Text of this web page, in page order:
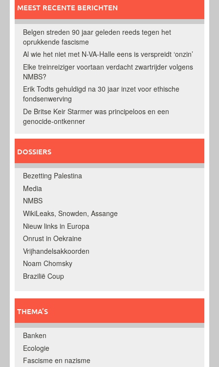
MEEST RECENTE BERICHTEN
Belgen streden 90 jaar geleden reeds tegen het
oprukkende fascisme
Al wie het niet met N-VA-Halle eens is verspreidt ‘onzin’
Elke treinreiziger voortaan verdacht zwartrijder volgens
NMBS?
Erik Todts gehuldigd na 30 jaar inzet voor ethische
fondsenwerving
De Britse Keir Starmer was principeloos en een
genocide-ontkenner
DOSSIERS
Bezetting Palestina
Media
NMBS
WikiLeaks, Snowden, Assange
Nieuw links in Europa
Onrust in Oekraine
Vrijhandelsakkoorden
Noam Chomsky
Brazilië Coup
THEMA’S
Banken
Ecologie
Fascisme en nazisme